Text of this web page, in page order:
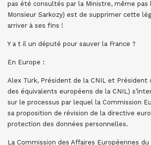
pas été consultés par la Ministre, même pas
Monsieur Sarkozy) est de supprimer cette
arriver à ses fins !
Y a t il un député pour sauver la France ?
En Europe :
Alex Türk, Président de la CNIL et Président
des équivalents européens de la CNIL)
sur le processus par lequel la Commission
sa proposition de révision de la directive
protection des données personnelles.
La Commission des Affaires Européennes